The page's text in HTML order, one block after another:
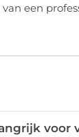
een
voor